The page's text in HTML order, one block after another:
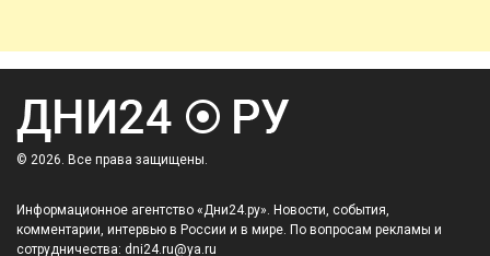
© 2026. Все права защищены.
Информационное агентство «Дни24.ру». Новости, события,
комментарии, интервью в России и в мире. По вопросам рекламы и
сотрудничества: dni24.ru@ya.ru